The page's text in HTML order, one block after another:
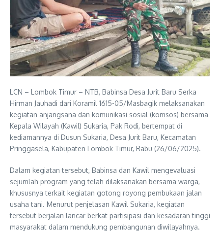
LCN – Lombok Timur – NTB, Babinsa Desa Jurit Baru Serka
Hirman Jauhadi dari Koramil 1615-05/Masbagik melaksanakan
kegiatan anjangsana dan komunikasi sosial (komsos) bersama
Kepala Wilayah (Kawil) Sukaria, Pak Rodi, bertempat di
kediamannya di Dusun Sukaria, Desa Jurit Baru, Kecamatan
Pringgasela, Kabupaten Lombok Timur, Rabu (26/06/2025).
Dalam kegiatan tersebut, Babinsa dan Kawil mengevaluasi
sejumlah program yang telah dilaksanakan bersama warga,
khususnya terkait kegiatan gotong royong pembukaan jalan
usaha tani. Menurut penjelasan Kawil Sukaria, kegiatan
tersebut berjalan lancar berkat partisipasi dan kesadaran tinggi
masyarakat dalam mendukung pembangunan diwilayahnya.